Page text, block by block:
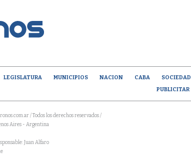
LEGISLATURA MUNICIPIOS NACION CABA SOCIEDAD
PUBLICITAR
/ Todos los derechos reservados /
Aires - Argentina
Juan Alfaro